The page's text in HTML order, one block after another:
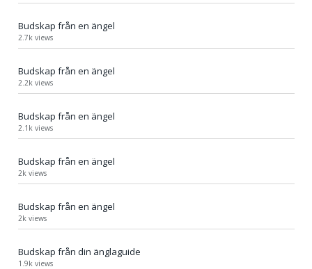
Budskap från en ängel
2.7k views
Budskap från en ängel
2.2k views
Budskap från en ängel
2.1k views
Budskap från en ängel
2k views
Budskap från en ängel
2k views
Budskap från din änglaguide
1.9k views